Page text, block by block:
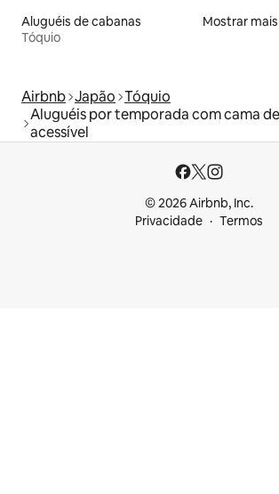
Aluguéis de cabanas
Tóquio
Mostrar mais
Airbnb Japão Tóquio
Aluguéis por temporada com cama
acessível
© 2026 Airbnb, Inc.
Privacidade
Termos